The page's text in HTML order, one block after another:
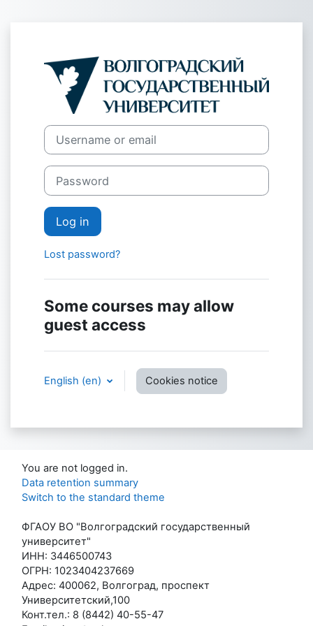
Log in to
Username or email
Password
Log in
Lost password?
Some courses may allow
guest access
English ‎(en)‎ Cookies notice
You are not logged in.
Data retention summary
Switch to the standard theme
ФГАОУ ВО "Волгоградский государственный
университет"
ИНН: 3446500743
ОГРН: 1023404237669
Адрес: 400062, Волгоград, проспект
Университетский,100
Конт.тел.: 8 (8442) 40-55-47